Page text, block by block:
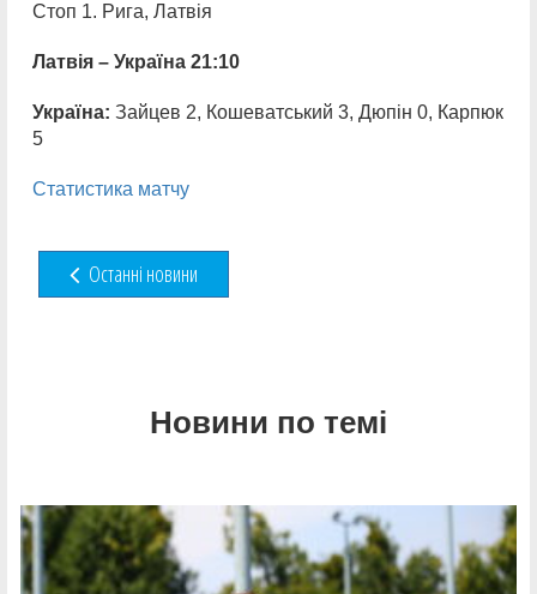
Стоп 1. Рига, Латвія
Латвія – Україна 21:10
Україна: Зайцев 2, Кошеватський 3, Дюпін 0, Карпюк
5
Статистика матчу
Останні новини
Новини по темі